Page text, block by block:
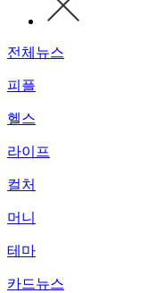
전체뉴스
피플
헬스
라이프
컬처
머니
테마
카드뉴스